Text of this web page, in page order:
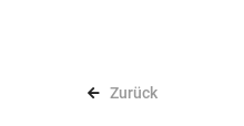
Zurück